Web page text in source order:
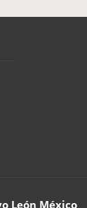
León México